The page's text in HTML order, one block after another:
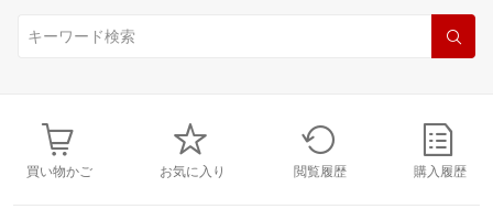
買い物かご お気に入り 閲覧履歴 購入履歴